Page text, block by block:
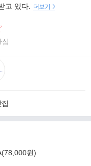
고 있다.
더보기
원)